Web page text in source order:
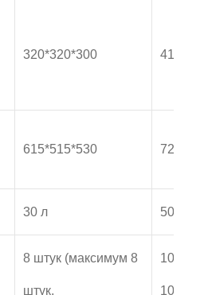
320*320*300
615*515*530
30 л 50 л
8 штук (максимум 8
штук,
10
10